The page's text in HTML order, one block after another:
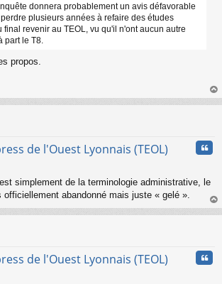
donnera probablement un avis défavorable
plusieurs années à refaire des études
final revenir au TEOL, vu qu'il n'ont aucun autre
part le T8.
propos.
au
de l'Ouest Lyonnais (TEOL)
simplement de la terminologie administrative, le
officiellement abandonné mais juste « gelé ».
au
de l'Ouest Lyonnais (TEOL)